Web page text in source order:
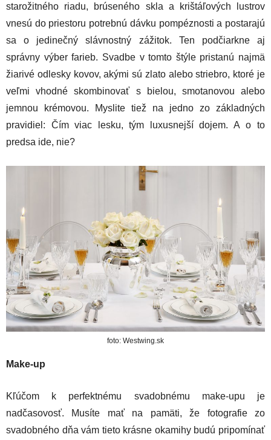
starožitného riadu, brúseného skla a krištáľových lustrov
vnesú do priestoru potrebnú dávku pompéznosti a postarajú
sa o jedinečný slávnostný zážitok. Ten podčiarkne aj
správny výber farieb. Svadbe v tomto štýle pristanú najmä
žiarivé odlesky kovov, akými sú zlato alebo striebro, ktoré je
veľmi vhodné skombinovať s bielou, smotanovou alebo
jemnou krémovou. Myslite tiež na jedno zo základných
pravidiel: Čím viac lesku, tým luxusnejší dojem. A o to
predsa ide, nie?
foto: Westwing.sk
Make-up
Kľúčom k perfektnému svadobnému make-upu je
nadčasovosť. Musíte mať na pamäti, že fotografie zo
svadobného dňa vám tieto krásne okamihy budú pripomínať